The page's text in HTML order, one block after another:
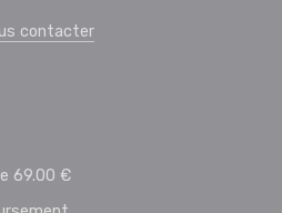
contacter
69.00 €